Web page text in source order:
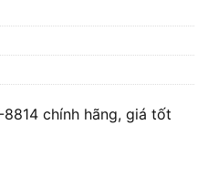
chính hãng, giá tốt